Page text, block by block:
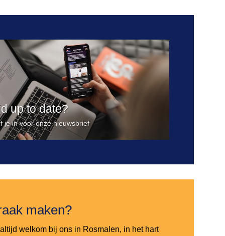
up to date?
je in voor onze nieuwsbrief
maken?
welkom bij ons in Rosmalen, in het hart